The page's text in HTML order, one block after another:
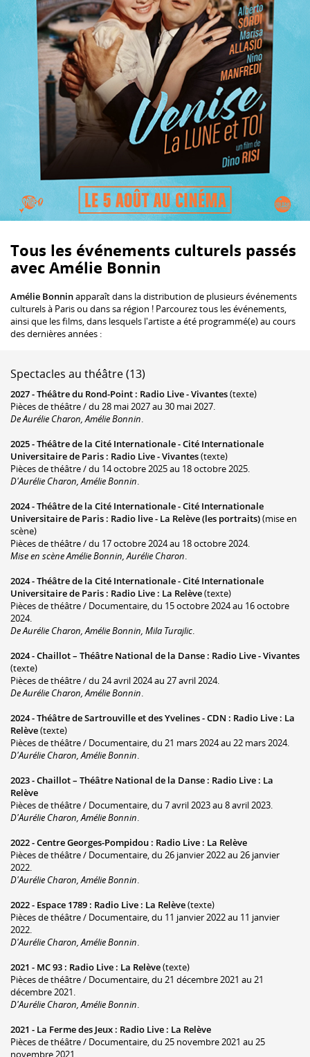
Tous les événements culturels passés
avec Amélie Bonnin
Amélie Bonninapparaît dans la distribution de plusieurs événements
culturels à Paris ou dans sa région ! Parcourez tous les événements,
ainsi que les films, dans lesquels l'artiste a été programmé(e) au cours
des dernières années :
Spectacles au théâtre (13)
2027 -Théâtre du Rond-Point : Radio Live - Vivantes(texte)
Pièces de théâtre / du 28 mai 2027 au 30 mai 2027.
De Aurélie Charon, Amélie Bonnin.
2025 -Théâtre de la Cité Internationale - Cité Internationale
Universitaire de Paris : Radio Live - Vivantes(texte)
Pièces de théâtre / du 14 octobre 2025 au 18 octobre 2025.
D'Aurélie Charon, Amélie Bonnin.
2024 -Théâtre de la Cité Internationale - Cité Internationale
Universitaire de Paris : Radio live - La Relève (les portraits)(mise en
scène)
Pièces de théâtre / du 17 octobre 2024 au 18 octobre 2024.
Mise en scène Amélie Bonnin, Aurélie Charon.
2024 -Théâtre de la Cité Internationale - Cité Internationale
Universitaire de Paris : Radio Live : La Relève(texte)
Pièces de théâtre / Documentaire, du 15 octobre 2024 au 16 octobre
2024.
De Aurélie Charon, Amélie Bonnin, Mila Turajlic.
2024 -Chaillot – Théâtre National de la Danse : Radio Live - Vivantes
(texte)
Pièces de théâtre / du 24 avril 2024 au 27 avril 2024.
De Aurélie Charon, Amélie Bonnin.
2024 -Théâtre de Sartrouville et des Yvelines - CDN : Radio Live : La
Relève(texte)
Pièces de théâtre / Documentaire, du 21 mars 2024 au 22 mars 2024.
D'Aurélie Charon, Amélie Bonnin.
2023 -Chaillot – Théâtre National de la Danse : Radio Live : La
Relève
Pièces de théâtre / Documentaire, du 7 avril 2023 au 8 avril 2023.
D'Aurélie Charon, Amélie Bonnin.
2022 -Centre Georges-Pompidou : Radio Live : La Relève
Pièces de théâtre / Documentaire, du 26 janvier 2022 au 26 janvier
2022.
D'Aurélie Charon, Amélie Bonnin.
2022 - Espace 1789 : Radio Live : La Relève(texte)
Pièces de théâtre / Documentaire, du 11 janvier 2022 au 11 janvier
2022.
D'Aurélie Charon, Amélie Bonnin.
2021 - MC 93 : Radio Live : La Relève(texte)
Pièces de théâtre / Documentaire, du 21 décembre 2021 au 21
décembre 2021.
D'Aurélie Charon, Amélie Bonnin.
2021 - La Ferme des Jeux : Radio Live : La Relève
Pièces de théâtre / Documentaire, du 25 novembre 2021 au 25
novembre 2021.